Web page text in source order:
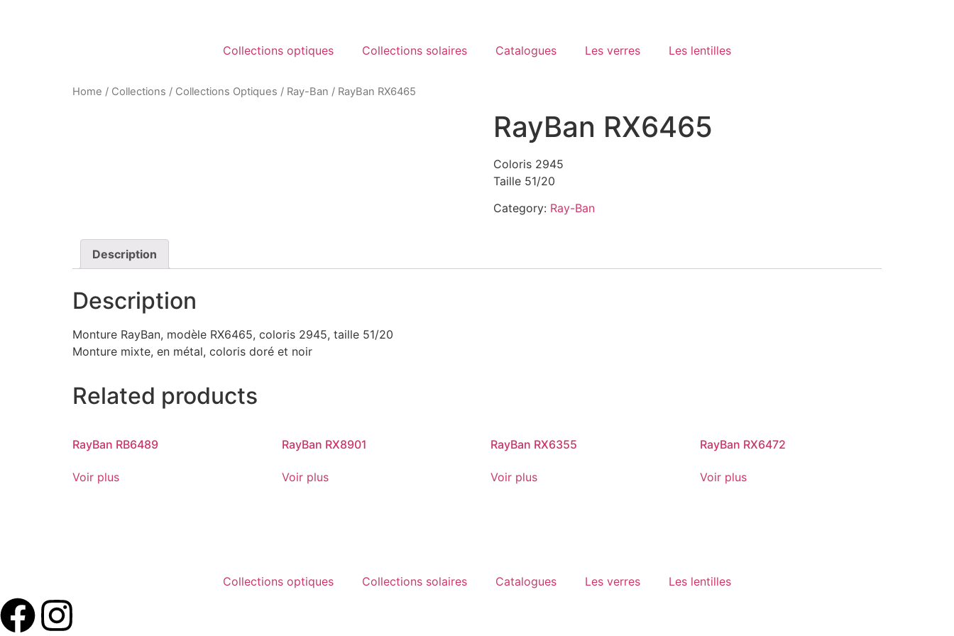
Collections optiques Collections solaires Catalogues Les verres Les lentilles
Home / Collections / Collections Optiques / Ray-Ban / RayBan RX6465
RayBan RX6465
Coloris 2945
Taille 51/20
Category: Ray-Ban
Description
Description
Monture RayBan, modèle RX6465, coloris 2945, taille 51/20
Monture mixte, en métal, coloris doré et noir
Related products
RayBan RB6489
Voir plus
RayBan RX8901
Voir plus
RayBan RX6355
Voir plus
RayBan RX6472
Voir plus
Collections optiques Collections solaires Catalogues Les verres Les lentilles